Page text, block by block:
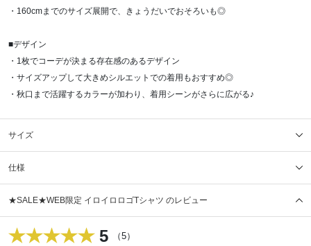
・160cmまでのサイズ展開で、きょうだいでおそろいも◎
■デザイン
・1枚でコーデが決まる存在感のあるデザイン
・サイズアップして大きめシルエットでの着用もおすすめ◎
・秋口まで活躍するカラーが加わり、着用シーンがさらに広がる♪
サイズ
仕様
★SALE★WEB限定 イロイロロゴTシャツ のレビュー
5 （5）